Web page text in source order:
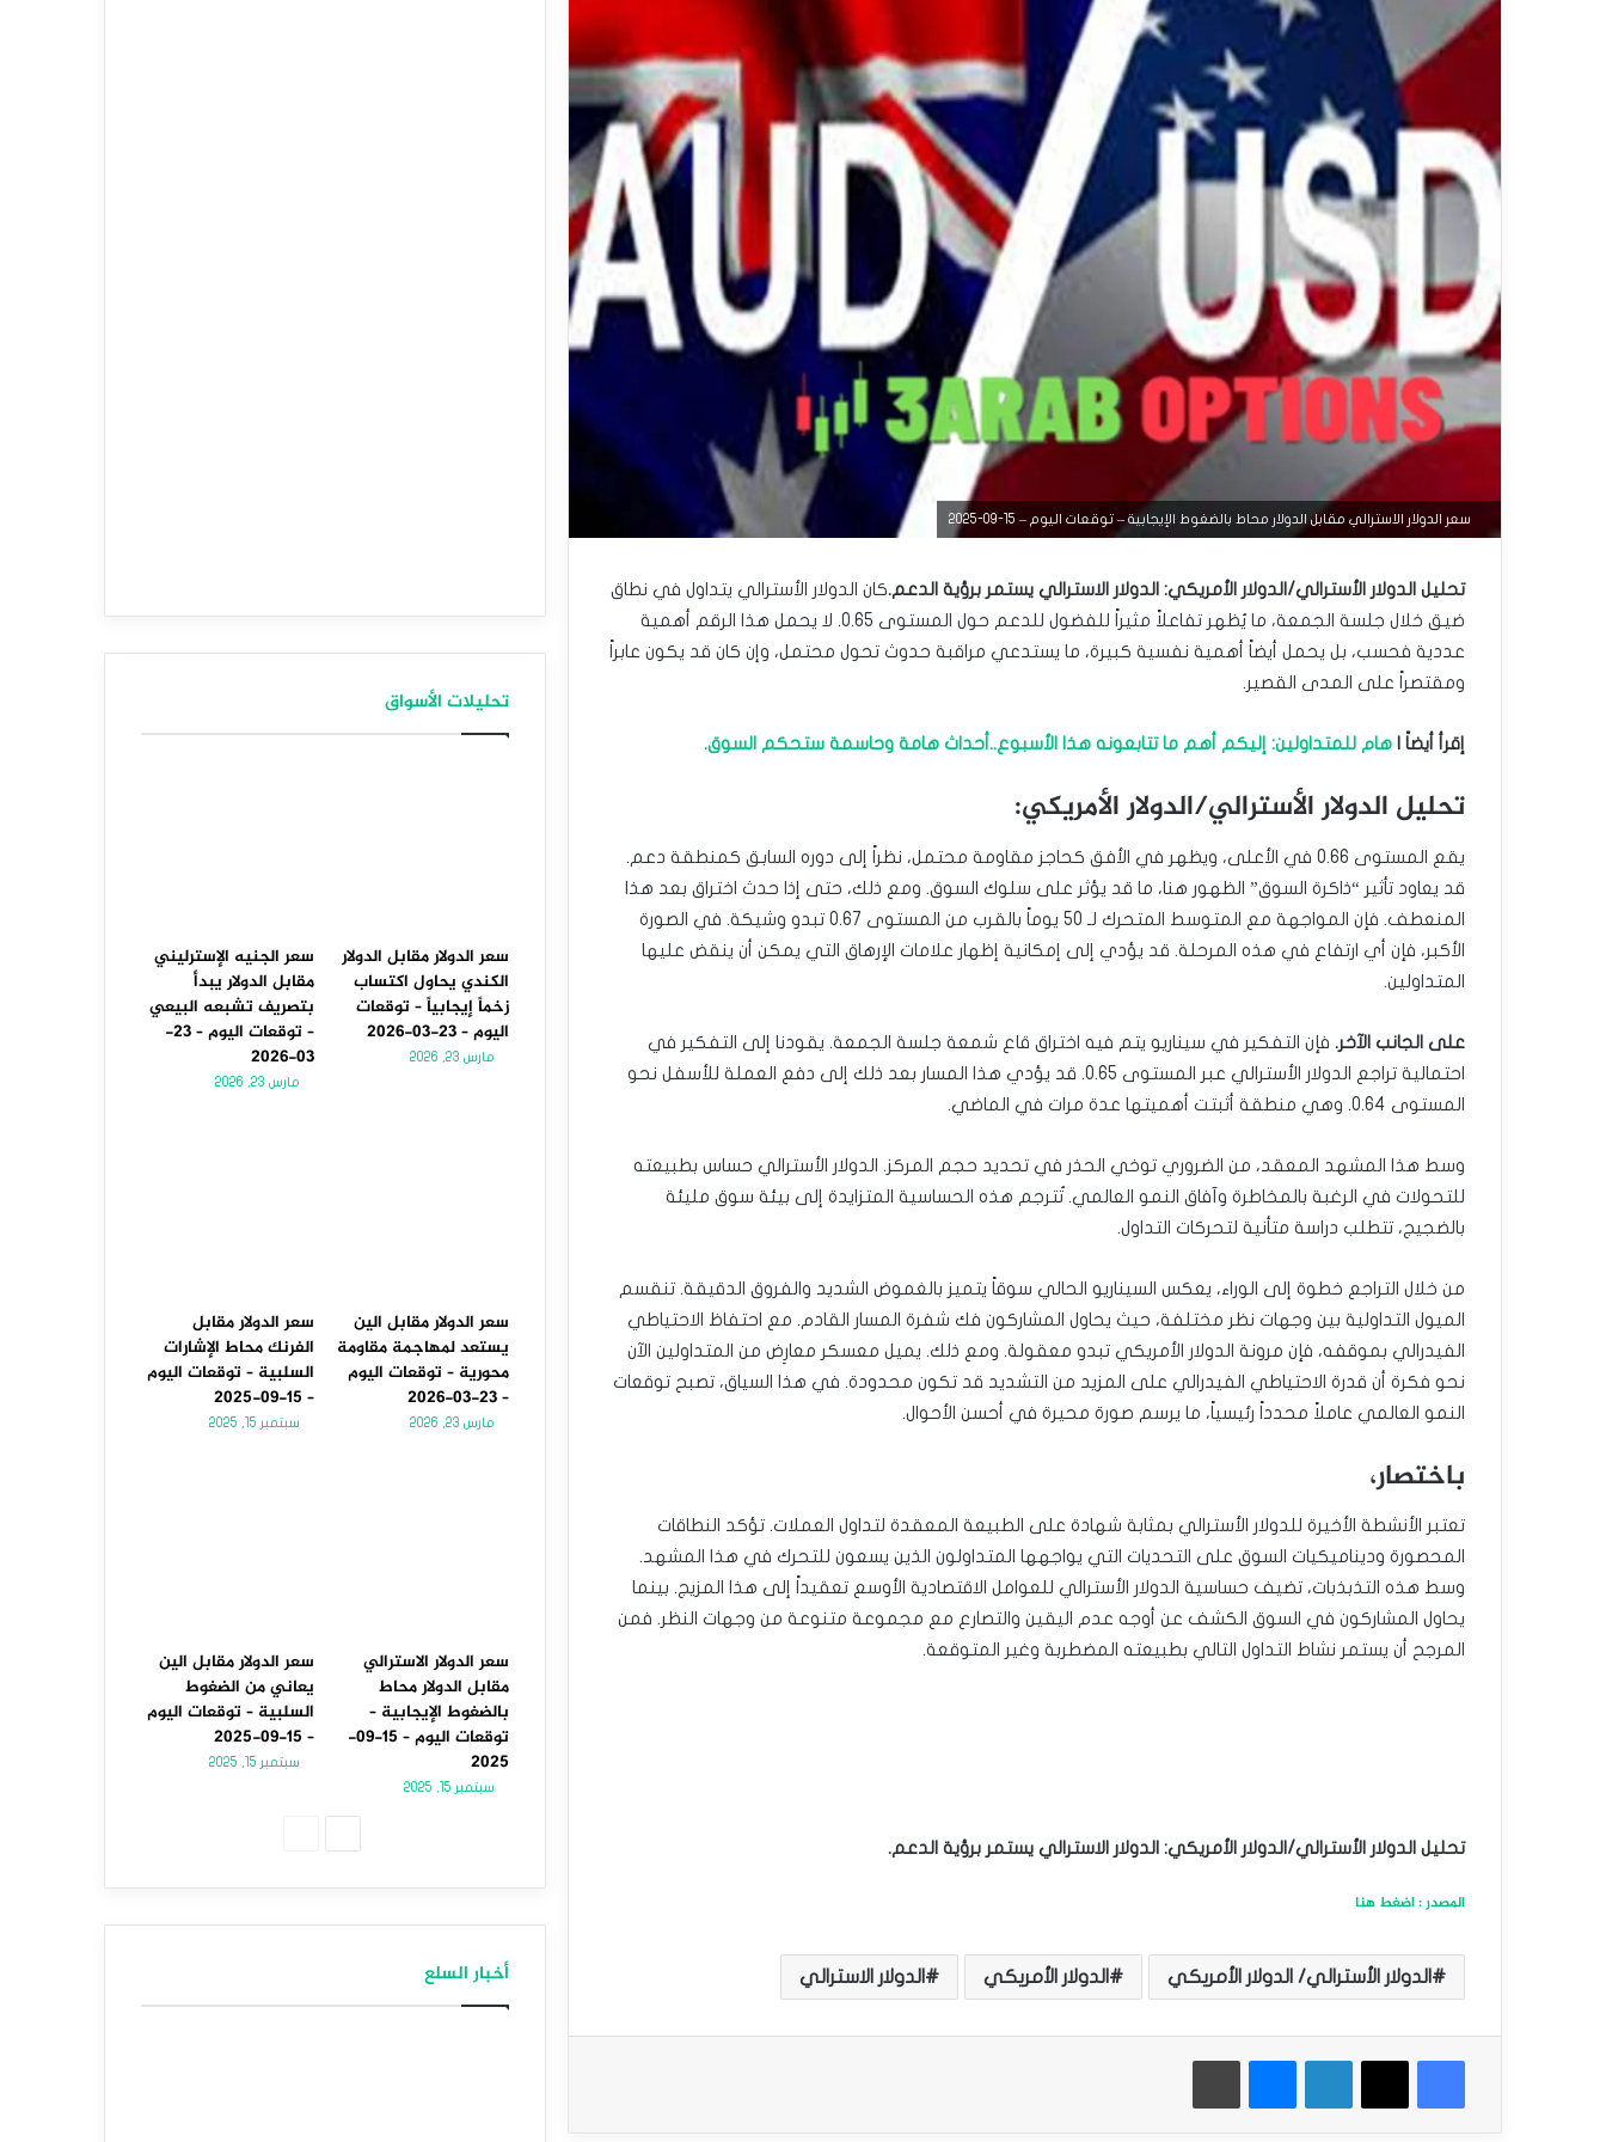
سعر الدولار الاسترالي مقابل الدولار محاط بالضغوط الإيجابية – توقعات اليوم – 15-09-2025
تحليل الدولار الأسترالي/الدولار الأمريكي: الدولار الاسترالي يستمر برؤية الدعم.كان الدولار الأسترالي يتداول في نطاق
ضيق خلال جلسة الجمعة، ما يُظهر تفاعلاً مثيراً للفضول للدعم حول المستوى 0.65. لا يحمل هذا الرقم أهمية
عددية فحسب، بل يحمل أيضاً أهمية نفسية كبيرة، ما يستدعي مراقبة حدوث تحول محتمل، وإن كان قد يكون عابراً
ومقتصراً على المدى القصير.
إقرأ أيضاً | هام للمتداولين: إليكم أهم ما تتابعونه هذا الأسبوع..أحداث هامة وحاسمة ستحكم السوق.
تحليل الدولار الأسترالي/الدولار الأمريكي:
يقع المستوى 0.66 في الأعلى، ويظهر في الأفق كحاجز مقاومة محتمل، نظراً إلى دوره السابق كمنطقة دعم.
قد يعاود تأثير “ذاكرة السوق” الظهور هنا، ما قد يؤثر على سلوك السوق. ومع ذلك، حتى إذا حدث اختراق بعد هذا
المنعطف. فإن المواجهة مع المتوسط المتحرك لـ 50 يوماً بالقرب من المستوى 0.67 تبدو وشيكة. في الصورة
الأكبر، فإن أي ارتفاع في هذه المرحلة. قد يؤدي إلى إمكانية إظهار علامات الإرهاق التي يمكن أن ينقض عليها
المتداولين.
على الجانب الآخر. فإن التفكير في سيناريو يتم فيه اختراق قاع شمعة جلسة الجمعة. يقودنا إلى التفكير في
احتمالية تراجع الدولار الأسترالي عبر المستوى 0.65. قد يؤدي هذا المسار بعد ذلك إلى دفع العملة للأسفل نحو
المستوى 0.64. وهي منطقة أثبتت أهميتها عدة مرات في الماضي.
وسط هذا المشهد المعقد، من الضروري توخي الحذر في تحديد حجم المركز. الدولار الأسترالي حساس بطبيعته
للتحولات في الرغبة بالمخاطرة وآفاق النمو العالمي. تُترجم هذه الحساسية المتزايدة إلى بيئة سوق مليئة
بالضجيج، تتطلب دراسة متأنية لتحركات التداول.
من خلال التراجع خطوة إلى الوراء، يعكس السيناريو الحالي سوقاً يتميز بالغموض الشديد والفروق الدقيقة. تنقسم
الميول التداولية بين وجهات نظر مختلفة، حيث يحاول المشاركون فك شفرة المسار القادم. مع احتفاظ الاحتياطي
الفيدرالي بموقفه، فإن مرونة الدولار الأمريكي تبدو معقولة. ومع ذلك. يميل معسكر معارِض من المتداولين الآن
نحو فكرة أن قدرة الاحتياطي الفيدرالي على المزيد من التشديد قد تكون محدودة. في هذا السياق، تصبح توقعات
النمو العالمي عاملاً محدداً رئيسياً، ما يرسم صورة محيرة في أحسن الأحوال.
باختصار،
تعتبر الأنشطة الأخيرة للدولار الأسترالي بمثابة شهادة على الطبيعة المعقدة لتداول العملات. تؤكد النطاقات
المحصورة وديناميكيات السوق على التحديات التي يواجهها المتداولون الذين يسعون للتحرك في هذا المشهد.
وسط هذه التذبذبات، تضيف حساسية الدولار الأسترالي للعوامل الاقتصادية الأوسع تعقيداً إلى هذا المزيج. بينما
يحاول المشاركون في السوق الكشف عن أوجه عدم اليقين والتصارع مع مجموعة متنوعة من وجهات النظر. فمن
المرجح أن يستمر نشاط التداول التالي بطبيعته المضطربة وغير المتوقعة.
تحليل الدولار الأسترالي/الدولار الأمريكي: الدولار الاسترالي يستمر برؤية الدعم.
المصدر : اضغط هنا
الدولار الأسترالي/ الدولار الأمريكي الدولار الأمريكي الدولار الاسترالي
فيسبوك
‫X لينكدإن ماسنجر طباعة
تحليلات الأسواق
سعر الدولار مقابل الدولار
الكندي يحاول اكتساب
زخماً إيجابياً – توقعات
اليوم – 23-03-2026
مارس 23, 2026
سعر الجنيه الإسترليني
مقابل الدولار يبدأ
بتصريف تشبعه البيعي
– توقعات اليوم – 23-
03-2026
مارس 23, 2026
سعر الدولار مقابل الين
يستعد لمهاجمة مقاومة
محورية – توقعات اليوم
– 23-03-2026
مارس 23, 2026
سعر الدولار مقابل
الفرنك محاط الإشارات
السلبية – توقعات اليوم
– 15-09-2025
سبتمبر 15, 2025
سعر الدولار الاسترالي
مقابل الدولار محاط
بالضغوط الإيجابية –
توقعات اليوم – 15-09-
2025
سبتمبر 15, 2025
سعر الدولار مقابل الين
يعاني من الضغوط
السلبية – توقعات اليوم
– 15-09-2025
سبتمبر 15, 2025
أخبار السلع